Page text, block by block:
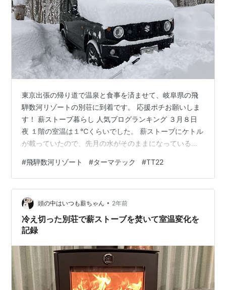
東京出張の帰り道で温泉と食事を済ませて、岐阜県の飛
騨数河リゾートの別荘に到着です。 応援ポチお願いしま
す！ 薪ストーブ暮らし 人気ブログランキング ３月８日
夜 １階の室温は１℃くらいでした。 薪ストーブにケトル
が載っていたので、先月の水がそのままになっているの
一ほどがシャーベット状になっていた。 冬季は月一で来
る程度なので、こんな感じで建物内は冷え切っていま
す。 ２階は２℃くらいでした。 寒いので、急いで薪スト
ーブに火を入れて 日本酒を飲んだのですが、暇なので動
画をⅩに投稿する事にした。 岐阜県の別荘に到着。室温
2℃なので薪ストーブと日本酒で…
#飛騨数河リゾート #ターマテック #TT22
頭の中はいつも薪ちゃん • 2年前
冷え切った別荘で薪ストーブを焚いて室温変化を
記録